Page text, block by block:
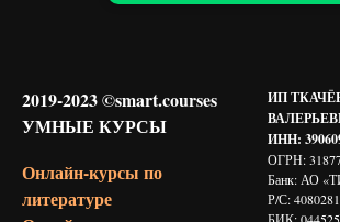
2019-2023 ©smart.courses
УМНЫЕ КУРСЫ
Онлайн-курсы по
литературе
ИП
ИНН:
ОГРН:
Банк: АО
Р/С:
БИК: